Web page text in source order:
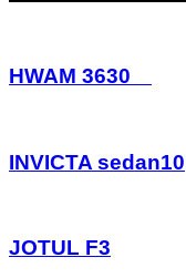
HWAM 3630
INVICTA sedan10
JOTUL F3